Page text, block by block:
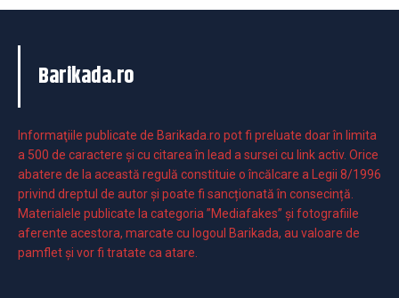
Barikada.ro
Informaţiile publicate de Barikada.ro pot fi preluate doar în limita
a 500 de caractere şi cu citarea în lead a sursei cu link activ. Orice
abatere de la această regulă constituie o încălcare a Legii 8/1996
privind dreptul de autor și poate fi sancționată în consecință.
Materialele publicate la categoria ”Mediafakes” și fotografiile
aferente acestora, marcate cu logoul Barikada, au valoare de
pamflet și vor fi tratate ca atare.